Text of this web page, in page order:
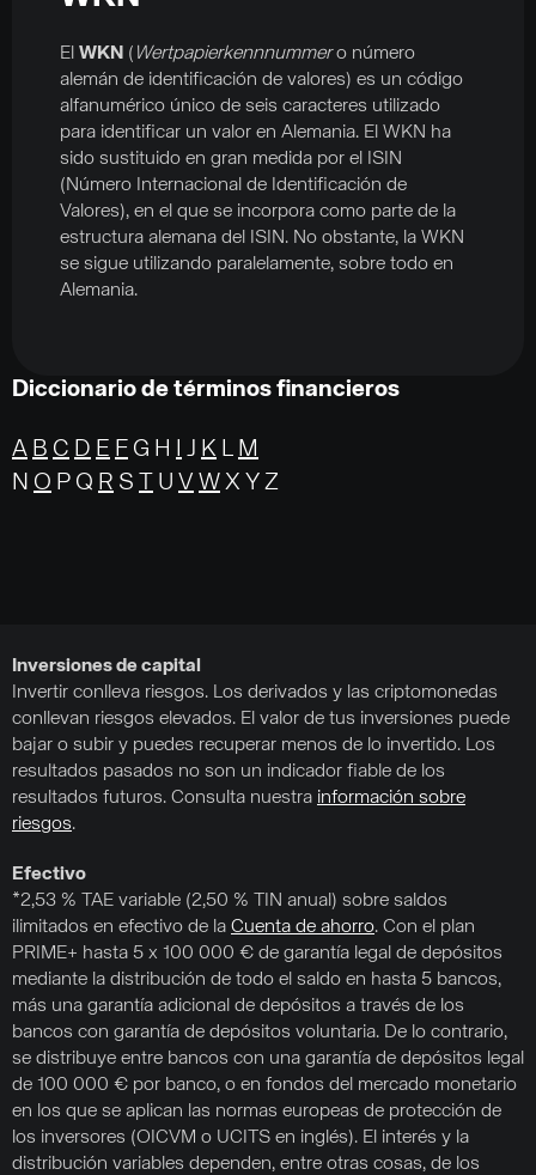
El WKN ( Wertpapierkennnummero número
alemán de identificación de valores) es un código
alfanumérico único de seis caracteres utilizado
para identificar un valor en Alemania. El WKN ha
sido sustituido en gran medida por el ISIN
(Número Internacional de Identificación de
Valores), en el que se incorpora como parte de la
estructura alemana del ISIN. No obstante, la WKN
se sigue utilizando paralelamente, sobre todo en
Alemania.
Diccionario de términos financieros
A B C D E F G H J K L M
N O P Q R S U V WX Y Z
Inversiones de capital
Invertir conlleva riesgos. Los derivados y las criptomonedas
conllevan riesgos elevados. El valor de tus inversiones puede
bajar o subir y puedes recuperar menos de lo invertido. Los
resultados pasados no son un indicador fiable de los
resultados futuros. Consulta nuestra información sobre
riesgos.
Efectivo
*2,53 % TAE variable (2,50 % TIN anual) sobre saldos
ilimitados en efectivo de la Cuenta de ahorro. Con el plan
PRIME+ hasta 5 x 100 000 € de garantía legal de depósitos
mediante la distribución de todo el saldo en hasta 5 bancos,
más una garantía adicional de depósitos a través de los
bancos con garantía de depósitos voluntaria. De lo contrario,
se distribuye entre bancos con una garantía de depósitos legal
de 100 000 € por banco, o en fondos del mercado monetario
en los que se aplican las normas europeas de protección de
los inversores (OICVM o UCITS en inglés). El interés y la
distribución variables dependen, entre otras cosas, de los